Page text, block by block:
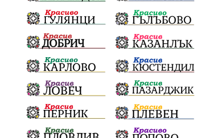
ШуменскаОбластГЕРБ БезЧадър
ШуменскоПлато Ветропаркове
ОбщинскиСъвет ИранБългария
Индустриализация